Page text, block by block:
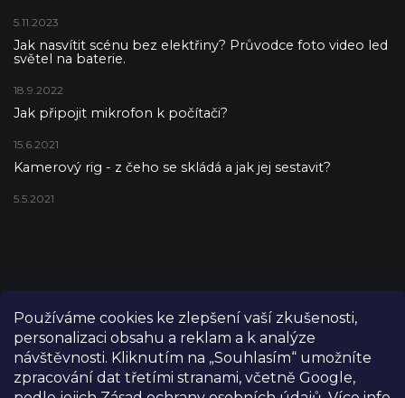
Používáme cookies ke zlepšení vaší zkušenosti,
personalizaci obsahu a reklam a k analýze
návštěvnosti. Kliknutím na „Souhlasím“ umožníte
zpracování dat třetími stranami, včetně Google,
5.11.2023
Jak nasvítit scénu bez elektřiny? Průvodce foto video led
světel na baterie.
18.9.2022
Jak připojit mikrofon k počítači?
15.6.2021
Kamerový rig - z čeho se skládá a jak jej sestavit?
5.5.2021